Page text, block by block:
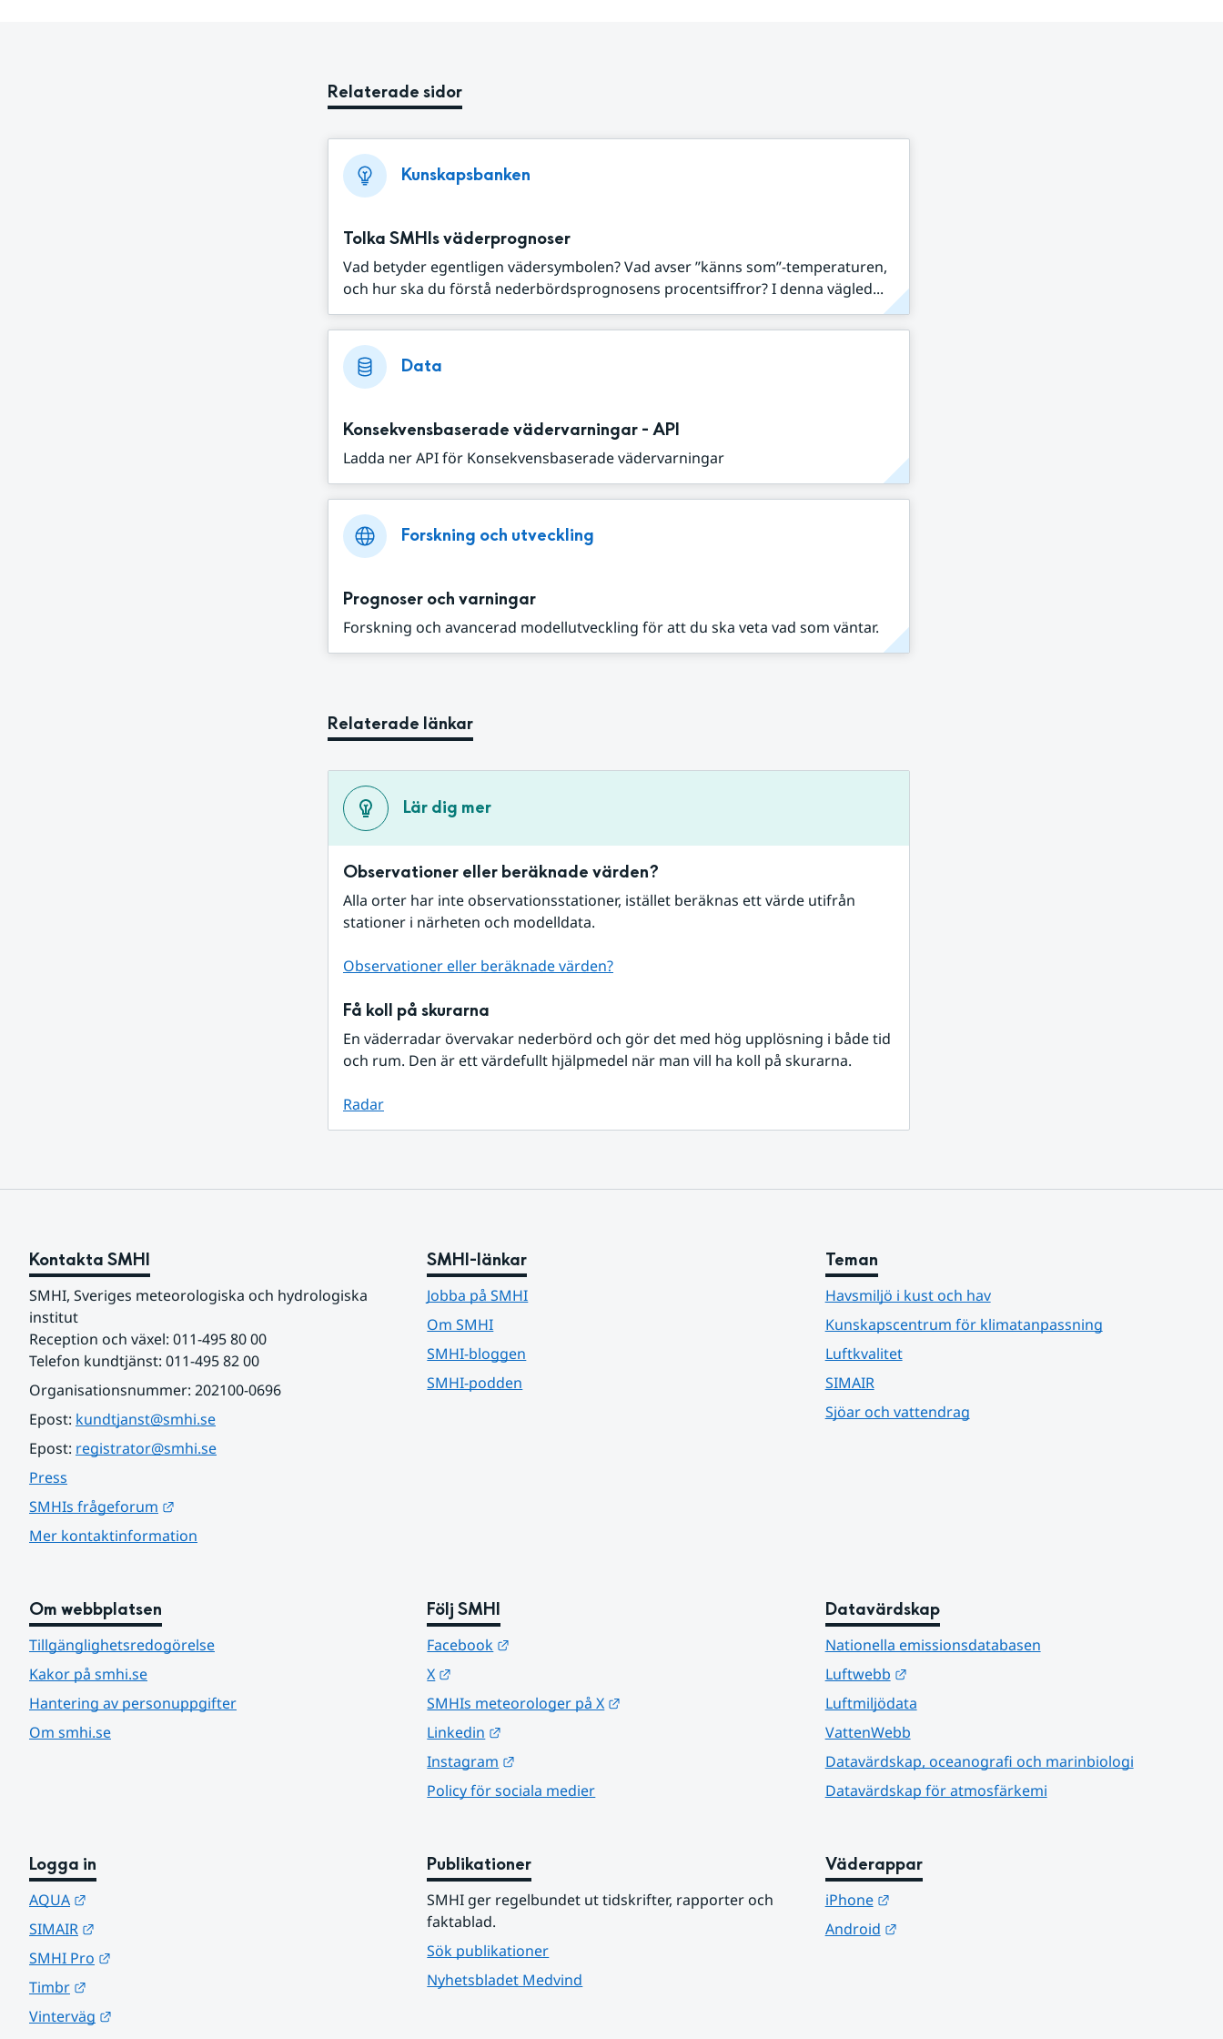
Relaterade sidor
Kunskapsbanken
Tolka SMHIs väderprognoser
Vad betyder egentligen vädersymbolen? Vad avser ”känns som”-temperaturen,
och hur ska du förstå nederbördsprognosens procentsiffror? I denna vägled...
Data
Konsekvensbaserade vädervarningar - API
Ladda ner API för Konsekvensbaserade vädervarningar
Forskning och utveckling
Prognoser och varningar
Forskning och avancerad modellutveckling för att du ska veta vad som väntar.
Relaterade länkar
Lär dig mer
Observationer eller beräknade värden?
Alla orter har inte observationsstationer, istället beräknas ett värde utifrån
stationer i närheten och modelldata.
Observationer eller beräknade värden?
Få koll på skurarna
En väderradar övervakar nederbörd och gör det med hög upplösning i både tid
och rum. Den är ett värdefullt hjälpmedel när man vill ha koll på skurarna.
Radar
Kontakta SMHI
SMHI, Sveriges meteorologiska och hydrologiska
institut
Reception och växel: 011-495 80 00
Telefon kundtjänst: 011-495 82 00
Organisationsnummer: 202100-0696
Epost: kundtjanst@smhi.se
Epost: registrator@smhi.se
Press
SMHIs frågeforum
Mer kontaktinformation
SMHI-länkar
Jobba på SMHI
Om SMHI
SMHI-bloggen
SMHI-podden
Teman
Havsmiljö i kust och hav
Kunskapscentrum för klimatanpassning
Luftkvalitet
SIMAIR
Sjöar och vattendrag
Om webbplatsen
Tillgänglighetsredogörelse
Kakor på smhi.se
Hantering av personuppgifter
Om smhi.se
Följ SMHI
Facebook
X
SMHIs meteorologer på X
Linkedin
Instagram
Policy för sociala medier
Datavärdskap
Nationella emissionsdatabasen
Luftwebb
Länk till annan webbplats.
Luftmiljödata
VattenWebb
Datavärdskap, oceanografi och marinbiologi
Datavärdskap för atmosfärkemi
Logga in
AQUA
SIMAIR
SMHI Pro
Timbr
Vinterväg
Publikationer
SMHI ger regelbundet ut tidskrifter, rapporter och
faktablad.
Sök publikationer
Nyhetsbladet Medvind
Väderappar
iPhone
Länk till annan webbplats.
Android
Länk till annan webbplats.